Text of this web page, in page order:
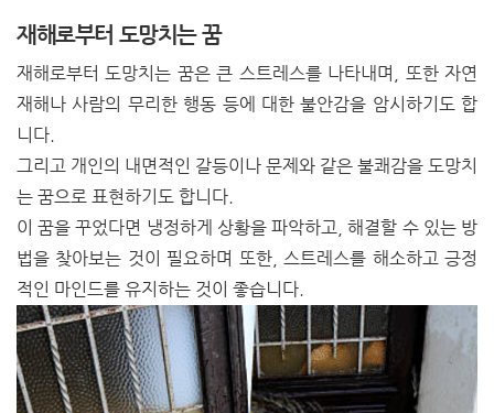
재해로부터 도망치는 꿈
재해로부터 도망치는 꿈은 큰 스트레스를 나타내며, 또한 자연
재해나 사람의 무리한 행동 등에 대한 불안감을 암시하기도 합
니다.
그리고 개인의 내면적인 갈등이나 문제와 같은 불쾌감을 도망치
는 꿈으로 표현하기도 합니다.
이 꿈을 꾸었다면 냉정하게 상황을 파악하고, 해결할 수 있는 방
법을 찾아보는 것이 필요하며 또한, 스트레스를 해소하고 긍정
적인 마인드를 유지하는 것이 좋습니다.